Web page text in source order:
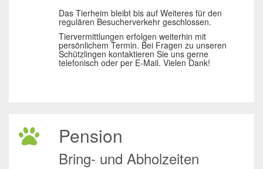
Das Tierheim bleibt bis auf Weiteres für den
regulären Besucherverkehr geschlossen.
Tiervermittlungen erfolgen weiterhin mit
persönlichem Termin. Bei Fragen zu unseren
Schützlingen kontaktieren Sie uns gerne
telefonisch oder per E-Mail. Vielen Dank!
Pension
Bring- und Abholzeiten